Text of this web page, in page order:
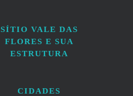
SÍTIO VALE DAS
FLORES E SUA
ESTRUTURA
CIDADES